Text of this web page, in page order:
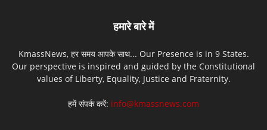
हमारे बारे में
KmassNews, हर समय आपके साथ... Our Presence is in 9 States.
Our perspective is inspired and guided by the Constitutional
values of Liberty, Equality, Justice and Fraternity.
हमें संपर्क करें: info@kmassnews.com